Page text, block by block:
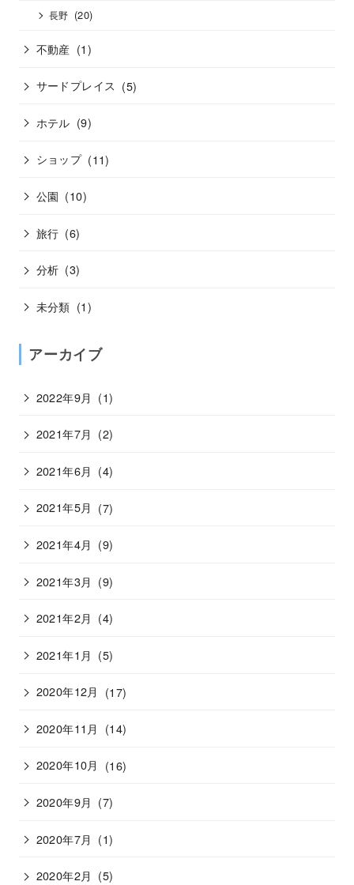
長野 (20)
不動産 (1)
サードプレイス (5)
ホテル (9)
ショップ (11)
公園 (10)
旅行 (6)
分析 (3)
未分類 (1)
アーカイブ
2022年9月 (1)
2021年7月 (2)
2021年6月 (4)
2021年5月 (7)
2021年4月 (9)
2021年3月 (9)
2021年2月 (4)
2021年1月 (5)
2020年12月 (17)
2020年11月 (14)
2020年10月 (16)
2020年9月 (7)
2020年7月 (1)
2020年2月 (5)